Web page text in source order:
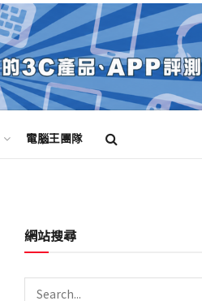
電腦王團隊
網站搜尋